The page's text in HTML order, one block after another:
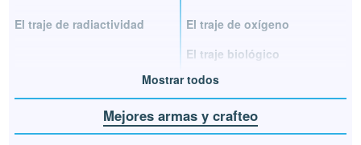
El traje de radiactividad
El traje de oxígeno
El traje biológico
Mostrar todos
Mejores armas y crafteo